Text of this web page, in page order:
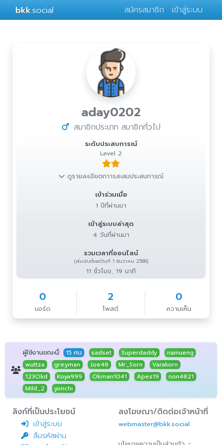
bkk.social สมัครสมาชิก เข้าสู่ระบบ
aday0202
สมาชิกประเภท สมาชิกทั่วไป
ระดับประสบการณ์
Level 2
ดูรายละเอียดกาารสะสมประสบการณ์
เข้าร่วมเมื่อ
1 ปีที่ผ่านมา
เข้าสู่ระบบล่าสุด
4 วันที่ผ่านมา
รวมเวลาที่ออนไลน์
(เริ่มนับตั้งแต่วันที่ 1 ธันวาคม 2568)
11 ชั่วโมง, 19 นาที
0
บอร์ด
2
โพสต์
0
ความเห็น
ผู้ใช้งานขณะนี้: 15 คน sadset Superdaddy
nainueng
wuttza
greyman Joe48 Mr_Sorn
Varakorn
123Okd
Koya999 Okman1041 Apes19
non4821
Mild_2
yonchi
ลิงก์ที่เป็นประโยชน์
เข้าสู่ระบบ
ลืมรหัสผ่าน
ลงโฆษณา/ติดต่อเจ้าหน้าที่
webmaster@bkk.social